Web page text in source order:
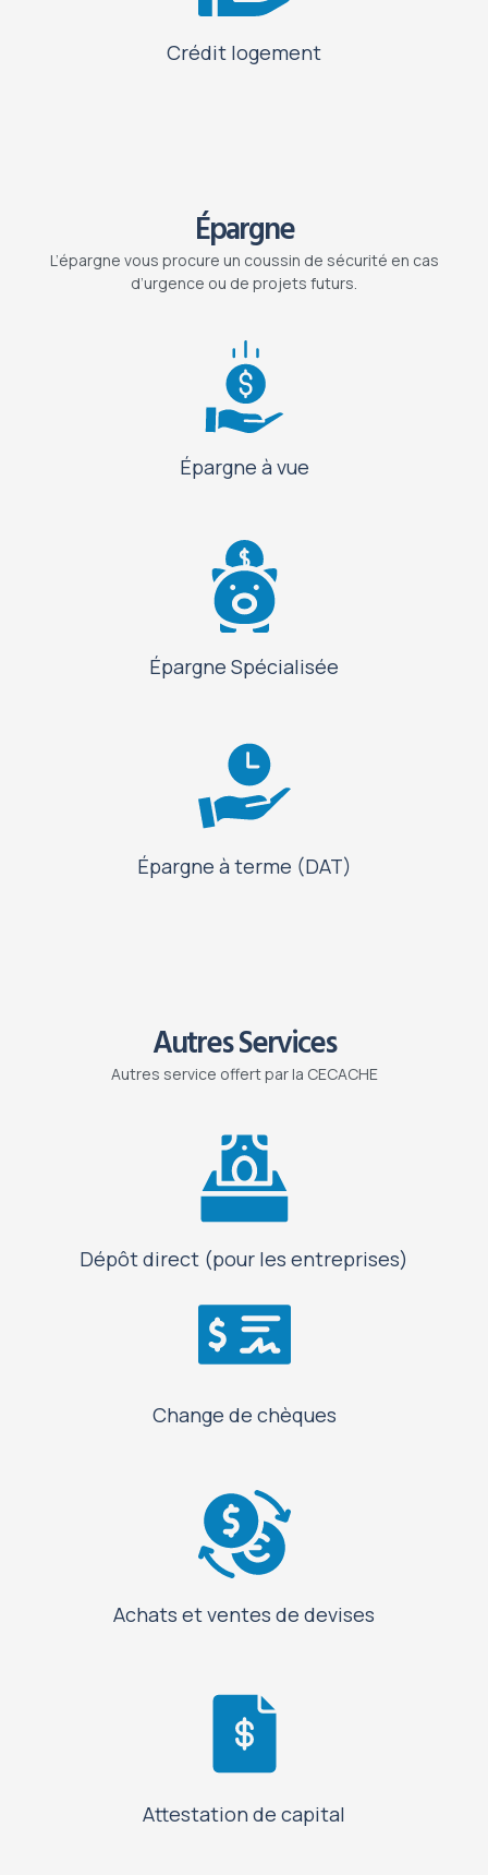
Crédit logement
Épargne
L’épargne vous procure un coussin de sécurité en cas
d’urgence ou de projets futurs.
Épargne à vue
Épargne Spécialisée
Épargne à terme (DAT)
Autres Services
Autres service offert par la CECACHE
Dépôt direct (pour les entreprises)
Change de chèques
Achats et ventes de devises
Attestation de capital